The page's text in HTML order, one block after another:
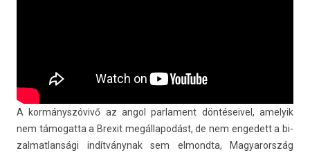
A kormányszóvivő az angol par­la­ment dön­téseivel, amelyik
nem támogat­ta a Brexit megál­lapodást, de nem en­gedett a bi­
zal­matlan­sági indítványnak sem el­mondta, Magyarország